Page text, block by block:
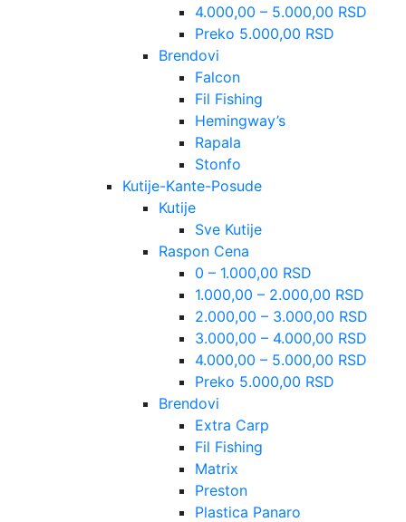
4.000,00 – 5.000,00 RSD
Preko 5.000,00 RSD
Brendovi
Falcon
Fil Fishing
Hemingway’s
Rapala
Stonfo
Kutije-Kante-Posude
Kutije
Sve Kutije
Raspon Cena
0 – 1.000,00 RSD
1.000,00 – 2.000,00 RSD
2.000,00 – 3.000,00 RSD
3.000,00 – 4.000,00 RSD
4.000,00 – 5.000,00 RSD
Preko 5.000,00 RSD
Brendovi
Extra Carp
Fil Fishing
Matrix
Preston
Plastica Panaro